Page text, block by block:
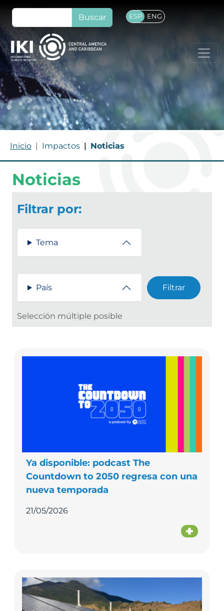
Pasar al contenido principal
Buscar ESP ENG
Ruta de navegación
Inicio Impactos Noticias
Noticias
Filtrar por:
Tema
País
Selección múltiple posible
Ya disponible: podcast The
Countdown to 2050 regresa con una
nueva temporada
21/05/2026